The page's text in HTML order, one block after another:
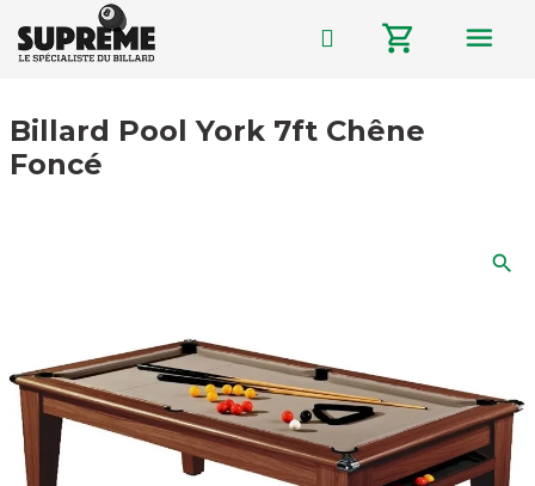
shopping_cart menu
Billard Pool York 7ft Chêne
Foncé
search